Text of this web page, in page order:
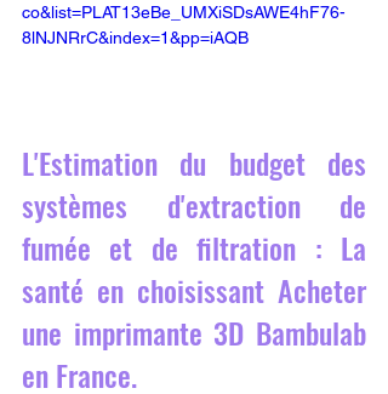
co&list=PLAT13eBe_UMXiSDsAWE4hF76-
8lNJNRrC&index=1&pp=iAQB
L'Estimation du budget des
systèmes d'extraction de
fumée et de filtration : La
santé en choisissant Acheter
une imprimante 3D Bambulab
en France.